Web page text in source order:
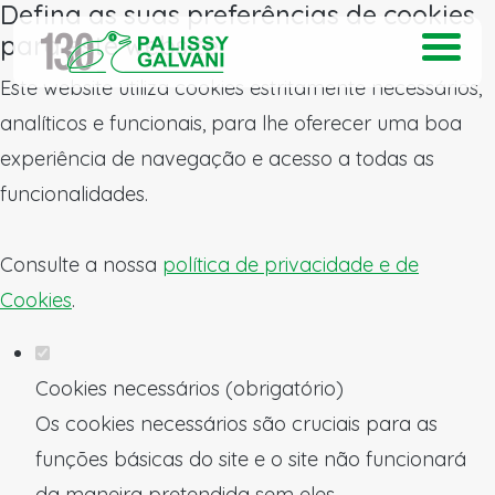
Defina as suas preferências de cookies
para este website.
Este website utiliza cookies estritamente necessários,
analíticos e funcionais, para lhe oferecer uma boa
experiência de navegação e acesso a todas as
funcionalidades.
Consulte a nossa política de privacidade e de
Cookies.
Cookies necessários (obrigatório)
Os cookies necessários são cruciais para as
funções básicas do site e o site não funcionará